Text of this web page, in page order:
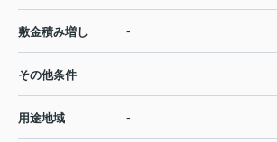
敷金積み増し -
その他条件
用途地域 -